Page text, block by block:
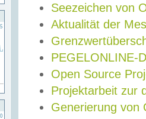
Seezeichen von
Aktualität der
PEGELONLINE-
Open Source
Projektarbeit zur
Generierung von